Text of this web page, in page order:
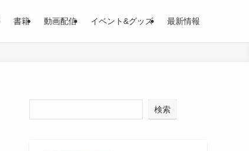
書籍 動画配信 イベント&グッズ 最新情報
検索